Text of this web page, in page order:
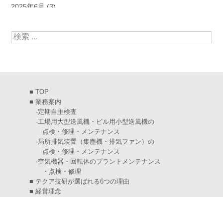
2025年6月 (3)
2025年4月(5)
2025年1月(7)
2024年12月(4)
2024年11月(6)
2024年10月(5)
2024年9月(4)
2024年8月(5)
検索:
■ TOP
■ 業務案内
-定期自主検査
-工場用大型送風機・ビル用小型送風機の
点検・修理・メンテナンス
-局所排気装置（集塵機・排気ファン）の
点検・修理・メンテナンス
-空気機器・回転体のプラントメンテナンス
・点検・修理
■ テクア技研が選ばれる6つの理由
■ 経営理念